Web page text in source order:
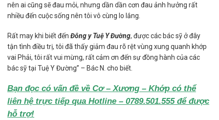
nên ai cũng sẽ đau mỏi, nhưng dần dần cơn đau ảnh hưởng rất
nhiều đến cuộc sống nên tôi vô cùng lo lắng.
Rất may khi biết đến Đông y Tuệ Y Đường, được các bác sỹ ở đây
tận tình điều trị, tôi đã thấy giảm đau rõ rệt vùng xung quanh khớp
vai Phải, tôi rất vui mừng, rất cảm ơn đến sự đồng hành của các
bác sỹ tại Tuệ Y Đường” – Bác N. cho biết.
Bạn đọc có vấn đề về Cơ – Xương – Khớp có thể
liên hệ trực tiếp qua Hotline – 0789.501.555 để được
hỗ trợ!